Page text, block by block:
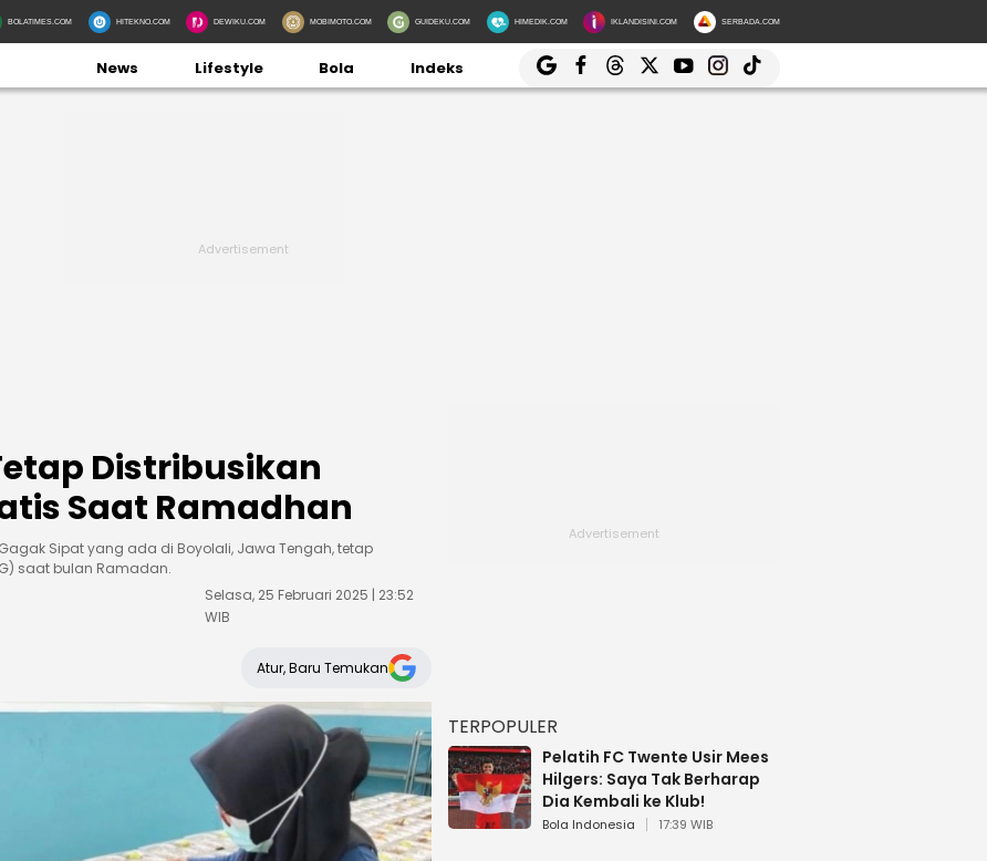
BOLATIMES.COM HITEKNO.COM DEWIKU.COM MOBIMOTO.COM GUIDEKU.COM HIMEDIK.COM IKLANDISINI.COM SERBADA.COM
News Lifestyle Bola Indeks
Distribusikan
Saat Ramadhan
Sipat yang ada di Boyolali, Jawa Tengah, tetap
saat bulan Ramadan.
Selasa, 25 Februari 2025 | 23:52
WIB
Atur, Baru Temukan
TERPOPULER
Pelatih FC Twente Usir Mees
Hilgers: Saya Tak Berharap
Dia Kembali ke Klub!
Bola Indonesia 17:39 WIB